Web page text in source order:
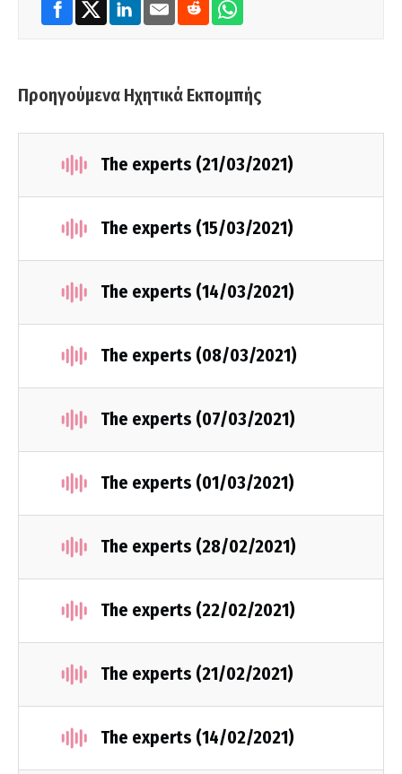
Προηγούμενα Ηχητικά Εκπομπής
The experts (21/03/2021)
The experts (15/03/2021)
The experts (14/03/2021)
The experts (08/03/2021)
The experts (07/03/2021)
The experts (01/03/2021)
The experts (28/02/2021)
The experts (22/02/2021)
The experts (21/02/2021)
The experts (14/02/2021)